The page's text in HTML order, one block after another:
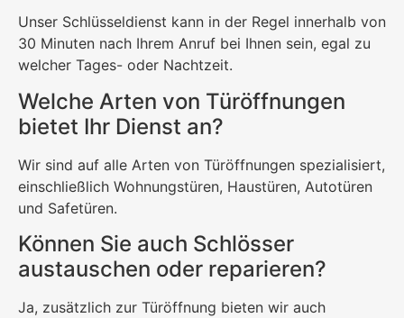
Unser Schlüsseldienst kann in der Regel innerhalb von
30 Minuten nach Ihrem Anruf bei Ihnen sein, egal zu
welcher Tages- oder Nachtzeit.
Welche Arten von Türöffnungen
bietet Ihr Dienst an?
Wir sind auf alle Arten von Türöffnungen spezialisiert,
einschließlich Wohnungstüren, Haustüren, Autotüren
und Safetüren.
Können Sie auch Schlösser
austauschen oder reparieren?
Ja, zusätzlich zur Türöffnung bieten wir auch